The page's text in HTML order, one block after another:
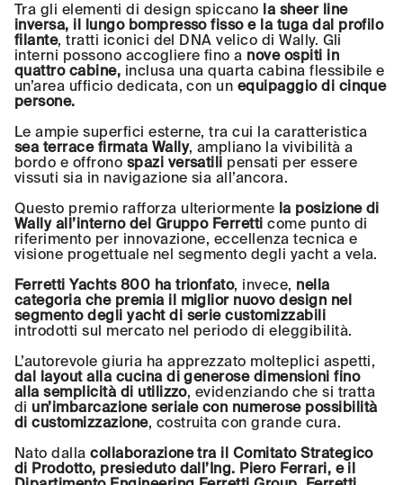
Tra gli elementi di design spiccano la sheer line
inversa, il lungo bompresso fisso e la tuga dal profilo
filante, tratti iconici del DNA velico di Wally. Gli
interni possono accogliere fino a nove ospiti in
quattro cabine, inclusa una quarta cabina flessibile e
un’area ufficio dedicata, con un equipaggio di cinque
persone.
Le ampie superfici esterne, tra cui la caratteristica
sea terrace firmata Wally, ampliano la vivibilità a
bordo e offrono spazi versatili pensati per essere
vissuti sia in navigazione sia all’ancora.
Questo premio rafforza ulteriormente la posizione di
Wally all’interno del Gruppo Ferretticome punto di
riferimento per innovazione, eccellenza tecnica e
visione progettuale nel segmento degli yacht a vela.
Ferretti Yachts 800 ha trionfato, invece, nella
categoria che premia il miglior nuovo design nel
segmento degli yacht di serie customizzabili
introdotti sul mercato nel periodo di eleggibilità.
L’autorevole giuria ha apprezzato molteplici aspetti,
dal layout alla cucina di generose dimensioni fino
alla semplicità di utilizzo, evidenziando che si tratta
di un’imbarcazione seriale con numerose possibilità
di customizzazione, costruita con grande cura.
Nato dallacollaborazione tra il Comitato Strategico
di Prodotto, presieduto dall’Ing. Piero Ferrari, e il